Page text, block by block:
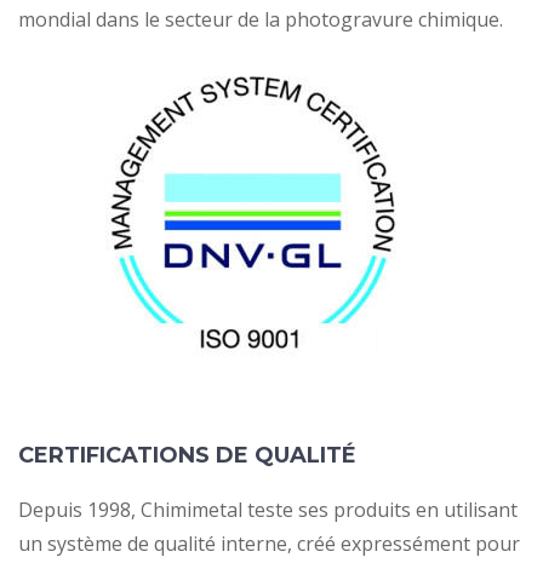
mondial dans le secteur de la photogravure chimique.
CERTIFICATIONS DE QUALITÉ
Depuis 1998, Chimimetal teste ses produits en utilisant
un système de qualité interne, créé expressément pour